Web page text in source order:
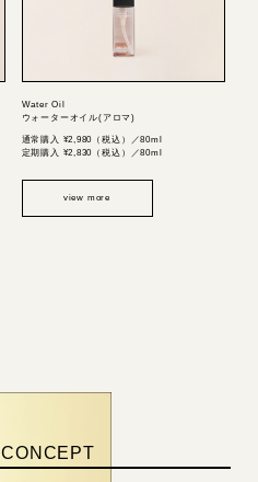
Water Oil
ウォーターオイル(アロマ)
通常購入 ¥2,980（税込）／80ml
定期購入 ¥2,830（税込）／80ml
view more
CONCEPT